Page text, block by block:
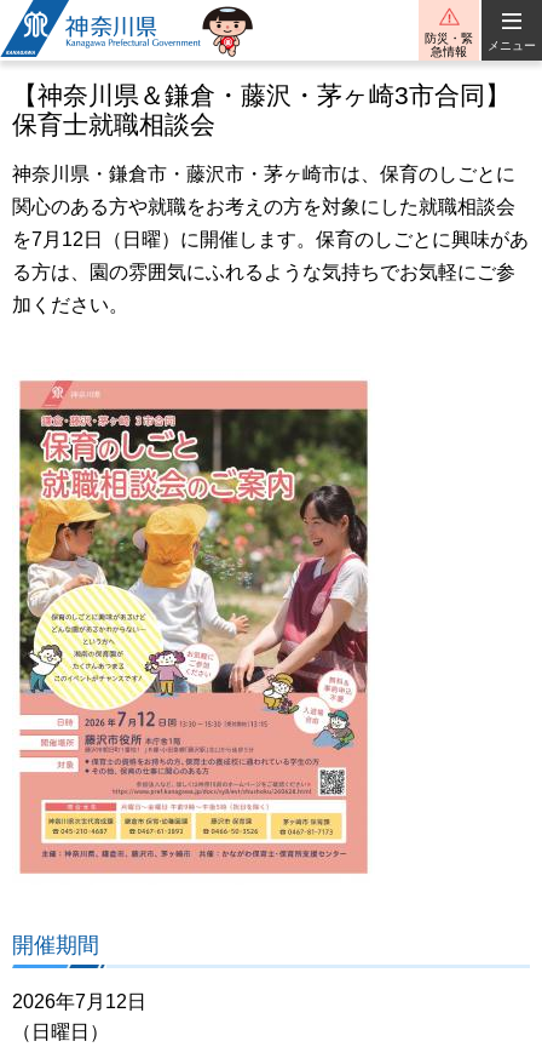
神奈川県
防災・緊
急情報
メニュー
【神奈川県＆鎌倉・藤沢・茅ヶ崎3市合同】
保育士就職相談会
神奈川県・鎌倉市・藤沢市・茅ヶ崎市は、保育のしごとに
関心のある方や就職をお考えの方を対象にした就職相談会
を7月12日（日曜）に開催します。保育のしごとに興味があ
る方は、園の雰囲気にふれるような気持ちでお気軽にご参
加ください。
開催期間
2026年7月12日
（日曜日）